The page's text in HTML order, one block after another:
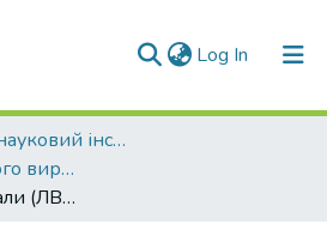
Log In (current)
Навчально-науковий інститут матеріалознавства та зварювання ім. Є.О. Патона (НН ІМЗ ім. Є.О. Патона)
Кафедра ливарного виробництва чорних і кольорових металів (ЛВЧКМ)
Довідкові матеріали (ЛВЧКМ)